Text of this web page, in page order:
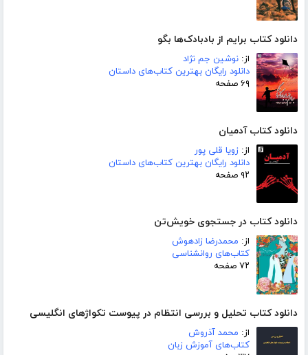
دانلود کتاب برایم از بادبادک‌ها بگو
از: نوشین جم نژاد
دانلود رایگان بهترین کتاب‌های داستان
۶۹ صفحه
دانلود کتاب آدمیان
از: زویا قلی پور
دانلود رایگان بهترین کتاب‌های داستان
۹۲ صفحه
دانلود کتاب در جستجوی خویش‌تن
از: محمدرضا زادهوش
کتاب‌های روانشناسی
۷۲ صفحه
دانلود کتاب تحلیل و بررسی انتظام در پیوست تکواژهای انگلیسی
از: محمد آذروش
کتاب‌های آموزش زبان